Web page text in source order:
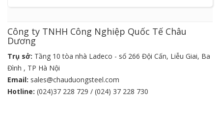
Công ty TNHH Công Nghiệp Quốc Tế Châu
Dương
Trụ sở: Tầng 10 tòa nhà Ladeco - số 266 Đội Cấn, Liễu Giai, Ba
Đình , TP Hà Nội
Email: sales@chauduongsteel.com
Hotline: (024)37 228 729 / (024) 37 228 730